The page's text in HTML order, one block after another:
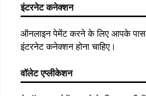
इंटरनेट कनेक्शन
ऑनलाइन पेमेंट करने के लिए आपके
इंटरनेट कनेक्शन होना चाहिए।
वॉलेट एप्लीकेशन